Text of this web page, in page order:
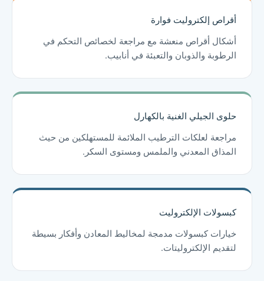
أقراص إلكتروليت فوارة
أشكال أقراص منعشة مع مراجعة لخصائص التحكم في
الرطوبة والذوبان والتعبئة في أنابيب.
حلوى الجيلي الغنية بالكهارل
مراجعة لعلكات الترطيب الملائمة للمستهلكين من حيث
المذاق المعدني والملمس ومستوى السكر.
كبسولات الإلكتروليت
خيارات كبسولات مدمجة لمخاليط المعادن وأفكار بسيطة
لتقديم الإلكتروليتات.